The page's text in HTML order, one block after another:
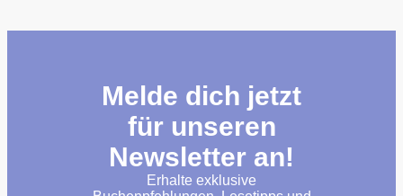
Melde dich jetzt
für unseren
Newsletter an!
Erhalte exklusive